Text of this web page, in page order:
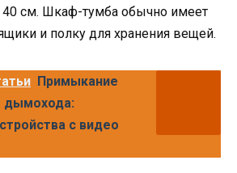
40 см. Шкаф-тумба обычно имеет
и полку для хранения вещей.
Примыкание
дымохода:
с видео